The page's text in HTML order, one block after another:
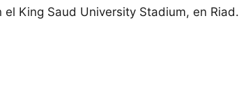
el King Saud University Stadium, en Riad.